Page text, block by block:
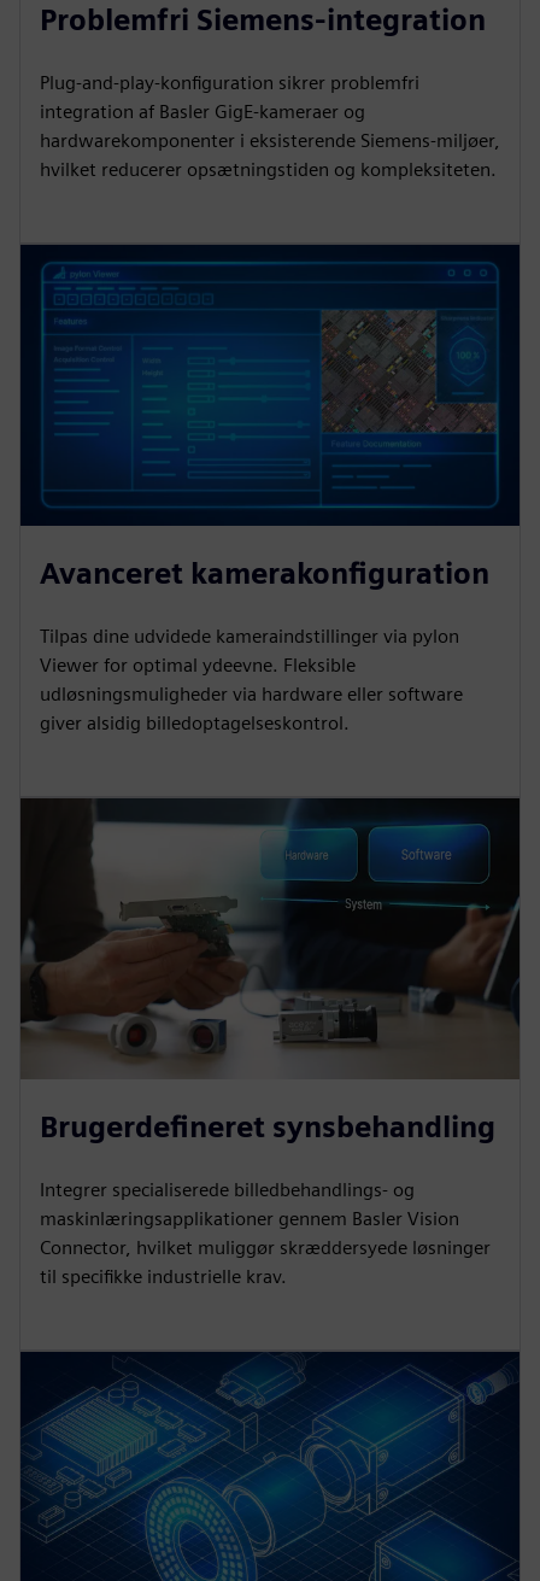
Problemfri Siemens-integration
Plug-and-play-konfiguration sikrer problemfri
integration af Basler GigE-kameraer og
hardwarekomponenter i eksisterende Siemens-miljøer,
hvilket reducerer opsætningstiden og kompleksiteten.
Avanceret kamerakonfiguration
Tilpas dine udvidede kameraindstillinger via pylon
Viewer for optimal ydeevne. Fleksible
udløsningsmuligheder via hardware eller software
giver alsidig billedoptagelseskontrol.
Brugerdefineret synsbehandling
Integrer specialiserede billedbehandlings- og
maskinlæringsapplikationer gennem Basler Vision
Connector, hvilket muliggør skræddersyede løsninger
til specifikke industrielle krav.